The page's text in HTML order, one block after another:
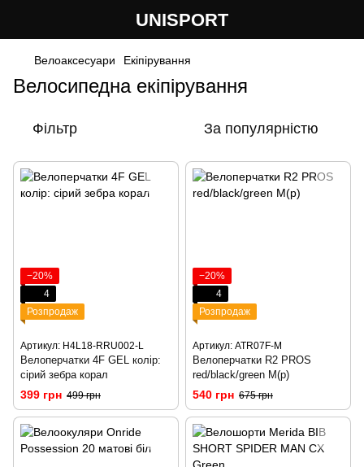
UNISPORT
Велоаксесуари Екіпірування
Велосипедна екіпірування
Фільтр За популярністю
−20%
4
Розпродаж
Артикул: H4L18-RRU002-L
Велоперчатки 4F GEL колір:
сірий зебра корал
399 грн 499 грн
−20%
4
Розпродаж
Артикул: ATR07F-M
Велоперчатки R2 PROS
red/black/green M(р)
540 грн 675 грн